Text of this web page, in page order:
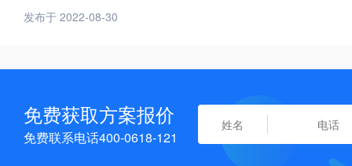
发布于 2022-08-30
免费获取方案报价
免费联系电话400-0618-121